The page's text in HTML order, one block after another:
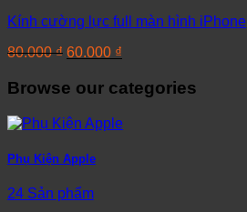
Kính cường lực full màn hình iPhone
80.000₫ 60.000 ₫
Browse our categories
Phụ Kiện Apple
24 Sản phẩm